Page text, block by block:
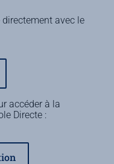
avec le
accéder à la
Directe :